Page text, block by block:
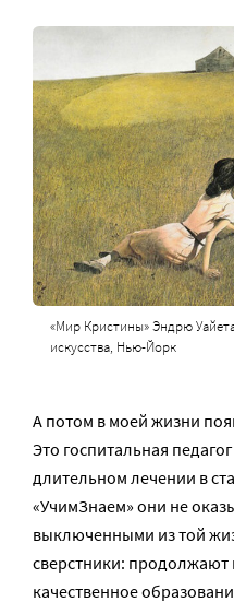
«Мир Кристины» Эндрю
искусства, Нью-Йорк
А потом в моей жизни
Это госпитальная
длительном лечении в
«УчимЗнаем» они не
выключенными из той
сверстники:
качественное